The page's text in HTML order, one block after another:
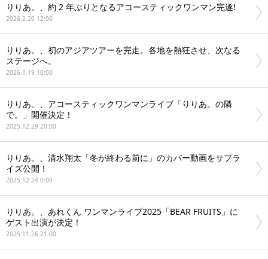
りりあ。、約 2 年ぶりとなるアコースティックワンマン完遂!
2026.2.20 12:00
りりあ。、初のアジアツアーを完走。各地を熱狂させ、次なる
ステージへ。
2026.1.19 10:00
りりあ。、アコースティックワンマンライブ「りりあ。の隣
で。」開催決定！
2025.12.29 20:00
りりあ。、清水翔太「冬が終わる前に」のカバー動画をサプラ
イズ公開！
2025.12.24 0:00
りりあ。、あれくん ワンマンライブ2025「BEAR FRUITS」に
ゲスト出演が決定！
2025.11.26 21:00